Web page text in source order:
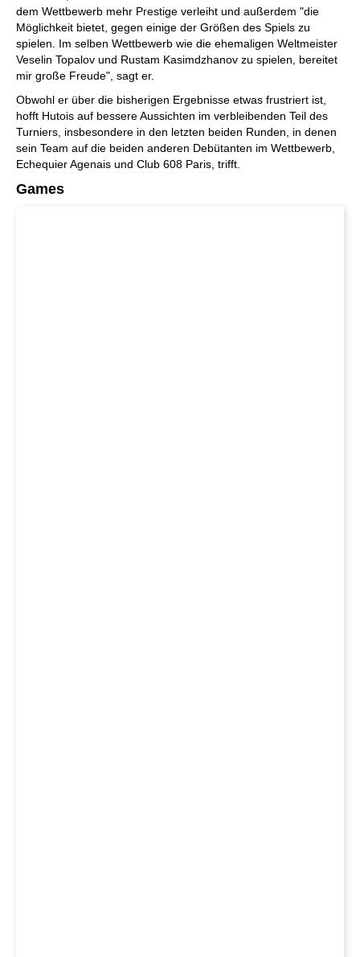
dem Wettbewerb mehr Prestige verleiht und außerdem "die
Möglichkeit bietet, gegen einige der Größen des Spiels zu
spielen. Im selben Wettbewerb wie die ehemaligen Weltmeister
Veselin Topalov und Rustam Kasimdzhanov zu spielen, bereitet
mir große Freude", sagt er.
Obwohl er über die bisherigen Ergebnisse etwas frustriert ist,
hofft Hutois auf bessere Aussichten im verbleibenden Teil des
Turniers, insbesondere in den letzten beiden Runden, in denen
sein Team auf die beiden anderen Debütanten im Wettbewerb,
Echequier Agenais und Club 608 Paris, trifft.
Games